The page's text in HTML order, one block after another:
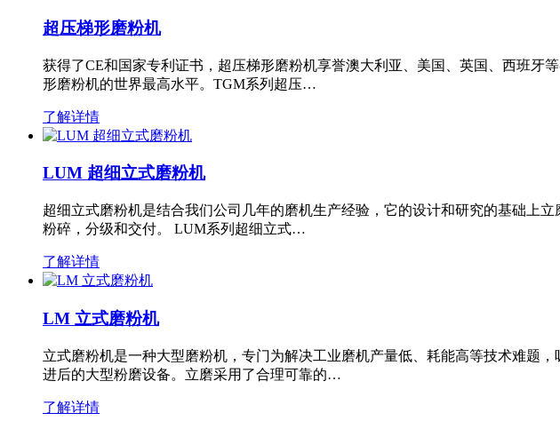
超压梯形磨粉机
获得了CE和国家专利证书，超压梯形磨粉机享誉澳大利亚、美国、英国、西班
形磨粉机的世界最高水平。TGM系列超压…
了解详情
LUM 超细立式磨粉机
超细立式磨粉机是结合我们公司几年的磨机生产经验，它的设计和研究的基础上
粉碎，分级和交付。 LUM系列超细立式…
了解详情
LM 立式磨粉机
立式磨粉机是一种大型磨粉机，专门为解决工业磨机产量低、耗能高等技术难题
进后的大型粉磨设备。立磨采用了合理可靠的…
了解详情